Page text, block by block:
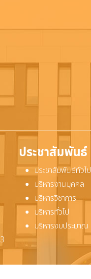
ประชาสัมพันธ์
ประชาสัมพันธ์ทั่วไป
บริหารงานบุคคล
บริหารวิชาการ
บริหารทั่วไป
บริหารงบประมาณ